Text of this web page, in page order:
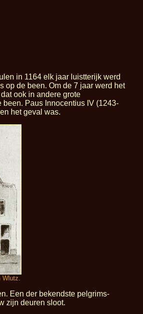
in 1164 elk jaar luistterijk werd
op de been. Om de 7 jaar werd het
ook in andere grote
Paus Innocentius IV (1243-
het geval was.
Wlutz.
Een der bekendste pelgrims-
zijn deuren sloot.